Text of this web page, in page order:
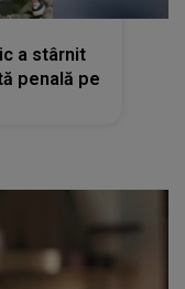
a stârnit
penală pe